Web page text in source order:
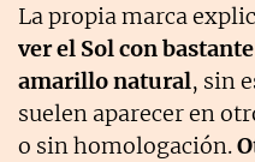
La propia marca
ver el Sol con
amarillo natural, sin
suelen aparecer en
o sin homologación.